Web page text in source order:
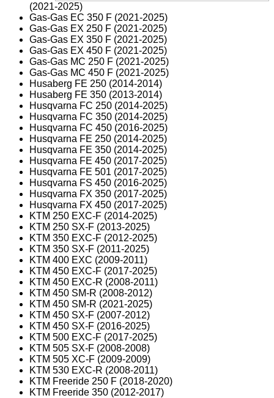
(2021-2025)
Gas-Gas EC 350 F (2021-2025)
Gas-Gas EX 250 F (2021-2025)
Gas-Gas EX 350 F (2021-2025)
Gas-Gas EX 450 F (2021-2025)
Gas-Gas MC 250 F (2021-2025)
Gas-Gas MC 450 F (2021-2025)
Husaberg FE 250 (2014-2014)
Husaberg FE 350 (2013-2014)
Husqvarna FC 250 (2014-2025)
Husqvarna FC 350 (2014-2025)
Husqvarna FC 450 (2016-2025)
Husqvarna FE 250 (2014-2025)
Husqvarna FE 350 (2014-2025)
Husqvarna FE 450 (2017-2025)
Husqvarna FE 501 (2017-2025)
Husqvarna FS 450 (2016-2025)
Husqvarna FX 350 (2017-2025)
Husqvarna FX 450 (2017-2025)
KTM 250 EXC-F (2014-2025)
KTM 250 SX-F (2013-2025)
KTM 350 EXC-F (2012-2025)
KTM 350 SX-F (2011-2025)
KTM 400 EXC (2009-2011)
KTM 450 EXC-F (2017-2025)
KTM 450 EXC-R (2008-2011)
KTM 450 SM-R (2008-2012)
KTM 450 SM-R (2021-2025)
KTM 450 SX-F (2007-2012)
KTM 450 SX-F (2016-2025)
KTM 500 EXC-F (2017-2025)
KTM 505 SX-F (2008-2008)
KTM 505 XC-F (2009-2009)
KTM 530 EXC-R (2008-2011)
KTM Freeride 250 F (2018-2020)
KTM Freeride 350 (2012-2017)